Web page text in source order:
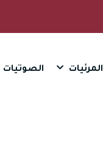
المرئيات الصوتيات